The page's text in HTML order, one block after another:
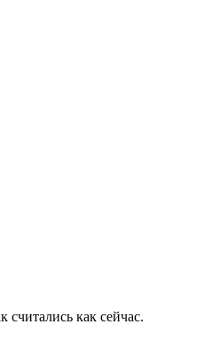
считались как сейчас.